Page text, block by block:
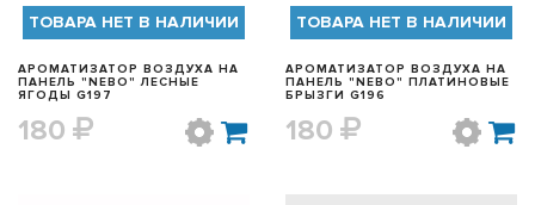
ТОВАРА НЕТ В НАЛИЧИИ
АРОМАТИЗАТОР ВОЗДУХА НА
ПАНЕЛЬ "NEBO" ЛЕСНЫЕ
ЯГОДЫ G197
180
ТОВАРА НЕТ В НАЛИЧИИ
АРОМАТИЗАТОР ВОЗДУХА НА
ПАНЕЛЬ "NEBO" ПЛАТИНОВЫЕ
БРЫЗГИ G196
180